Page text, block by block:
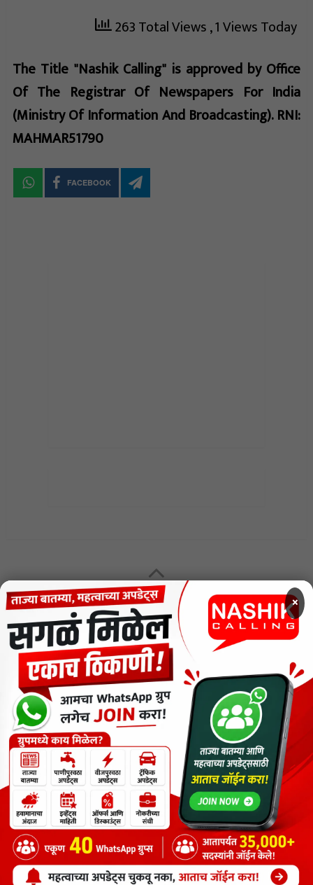
263 Total Views, 1 Views Today
The Title "Nashik Calling" is approved by Office
Of The Registrar Of Newspapers For India
(Ministry Of Information And Broadcasting). RNI:
MAHMAR51790
FACEBOOK
MENU
CODE OF ETHICS FOR DIGITAL NEWS WEBSITES
Contact Us
Privacy Policy
Short News
ThemeNcode PDF Viewer SC [Do not Delete]
वाचकांना विनम्र सूचना
Nashik Calling - Nashik News in MarathiCopyright © 2026.Copyrights
Maharashtra Express Group
×